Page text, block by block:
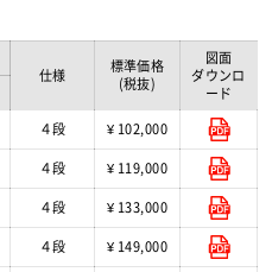
仕様
標準価格
(税抜)
図面
ダウンロ
ード
４段
¥ 102,000
４段
¥ 119,000
４段
¥ 133,000
４段
¥ 149,000